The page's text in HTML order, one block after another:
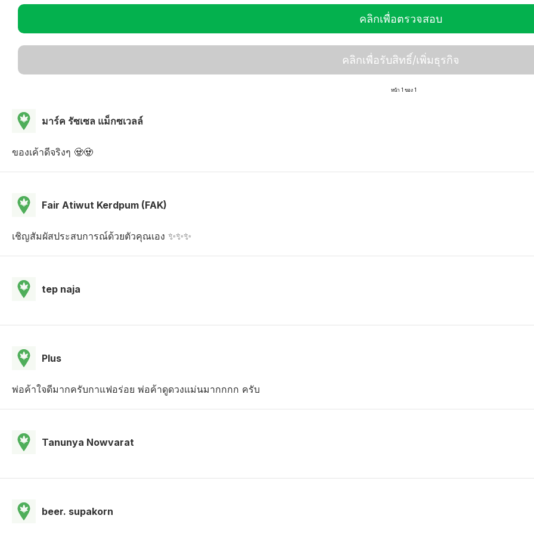
คลิกเพื่อตรวจสอบ
คลิกเพื่อรับสิทธิ์/เพิ่มธุรกิจ
หน้า 1 ของ 1
มาร์ค รัซเซล แม็กซเวลล์
ของเค้าดีจริงๆ 🧟🧟
Fair Atiwut Kerdpum (FAK)
เชิญสัมผัสประสบการณ์ด้วยตัวคุณเอง ✨️✨️✨️
tep naja
Plus
พ่อค้าใจดีมากครับกาแฟอร่อย พ่อค้าดูดวงแม่นมากกกก ครับ
Tanunya Nowvarat
beer. supakorn